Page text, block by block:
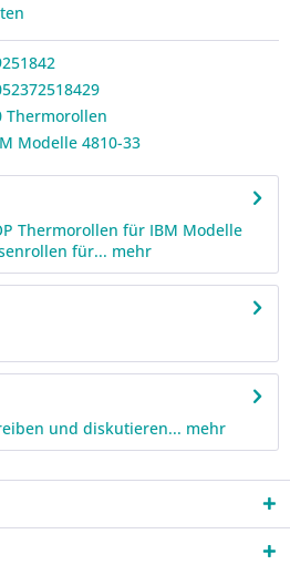
Thermorollen
Modelle 4810-33
Thermorollen für IBM Modelle
für... mehr
und diskutieren... mehr